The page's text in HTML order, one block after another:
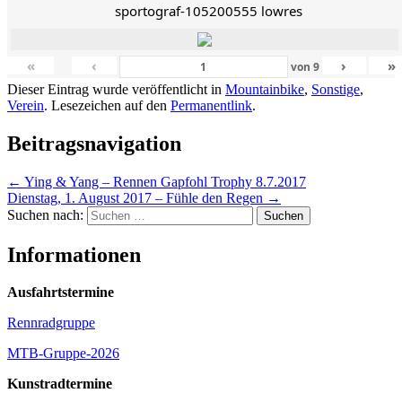
sportograf-105200555 lowres
« ‹ von 9 › »
Dieser Eintrag wurde veröffentlicht in Mountainbike, Sonstige,
Verein. Lesezeichen auf den Permanentlink.
Beitragsnavigation
← Ying & Yang – Rennen Gapfohl Trophy 8.7.2017
Dienstag, 1. August 2017 – Fühle den Regen →
Suchen nach:
Informationen
Ausfahrtstermine
Rennradgruppe
MTB-Gruppe-2026
Kunstradtermine